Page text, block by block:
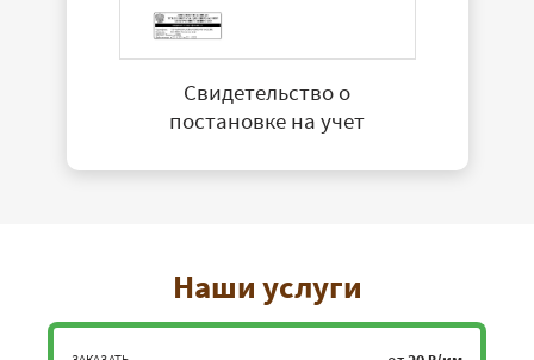
Свидетельство о
постановке на учет
Наши услуги